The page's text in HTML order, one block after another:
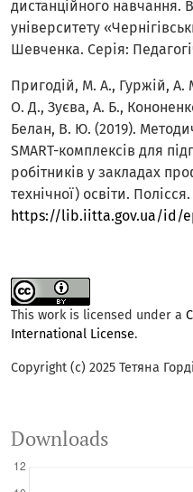
дистанційного навчання.
університету
Шевченка. Серія:
Пригодій, М. А., Гуржій,
О. Д., Зуєва, А. Б.,
Белан, В. Ю. (2019).
SMART-комплексів для
робітників у закладах
технічної) освіти. Полісся.
https://lib.iitta.gov.ua/id/
This work is licensed under a
International License.
Copyright (c) 2025 Тетяна
Downloads